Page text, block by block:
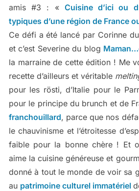
amis #3 : « Cuisine d’ici ou
typiques d’une région de France
Ce défi a été lancé par Corinne
et c’est Severine du blog
la marraine de cette édition ! Me
recette d’ailleurs et véritable
pour les rösti, d’Italie pour le
pour le principe du brunch et de
franchouillard, parce que nos
le chauvinisme et l’étroitesse
faible pour la bonne chère ! Et
aime la cuisine généreuse et
donné à tout le monde de voir sa
au patrimoine culturel immatériel